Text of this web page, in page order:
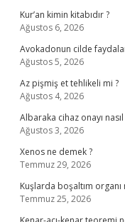
Kur’an kimin kitabıdır ?
Ağustos 6, 2026
Avokadonun cilde
Ağustos 5, 2026
Az pişmiş et tehlikeli mi ?
Ağustos 4, 2026
Albaraka cihaz onayı nasıl
Ağustos 3, 2026
Xenos ne demek ?
Temmuz 29, 2026
Kuşlarda boşaltım organı
Temmuz 25, 2026